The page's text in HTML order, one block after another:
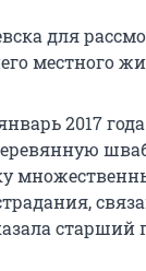
для
местного
2017